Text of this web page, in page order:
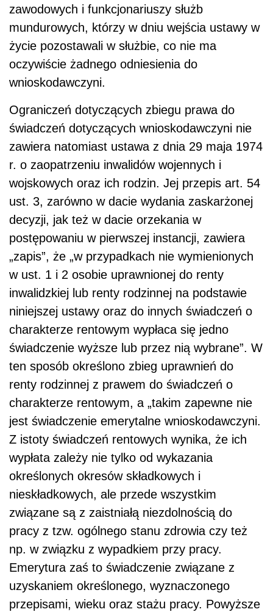
zawodowych i funkcjonariuszy służb
mundurowych, którzy w dniu wejścia ustawy w
życie pozostawali w służbie, co nie ma
oczywiście żadnego odniesienia do
wnioskodawczyni.
Ograniczeń dotyczących zbiegu prawa do
świadczeń dotyczących wnioskodawczyni nie
zawiera natomiast ustawa z dnia 29 maja 1974
r. o zaopatrzeniu inwalidów wojennych i
wojskowych oraz ich rodzin. Jej przepis art. 54
ust. 3, zarówno w dacie wydania zaskarżonej
decyzji, jak też w dacie orzekania w
postępowaniu w pierwszej instancji, zawiera
„zapis”, że „w przypadkach nie wymienionych
w ust. 1 i 2 osobie uprawnionej do renty
inwalidzkiej lub renty rodzinnej na podstawie
niniejszej ustawy oraz do innych świadczeń o
charakterze rentowym wypłaca się jedno
świadczenie wyższe lub przez nią wybrane”. W
ten sposób określono zbieg uprawnień do
renty rodzinnej z prawem do świadczeń o
charakterze rentowym, a „takim zapewne nie
jest świadczenie emerytalne wnioskodawczyni.
Z istoty świadczeń rentowych wynika, że ich
wypłata zależy nie tylko od wykazania
określonych okresów składkowych i
nieskładkowych, ale przede wszystkim
związane są z zaistniałą niezdolnością do
pracy z tzw. ogólnego stanu zdrowia czy też
np. w związku z wypadkiem przy pracy.
Emerytura zaś to świadczenie związane z
uzyskaniem określonego, wyznaczonego
przepisami, wieku oraz stażu pracy. Powyższe